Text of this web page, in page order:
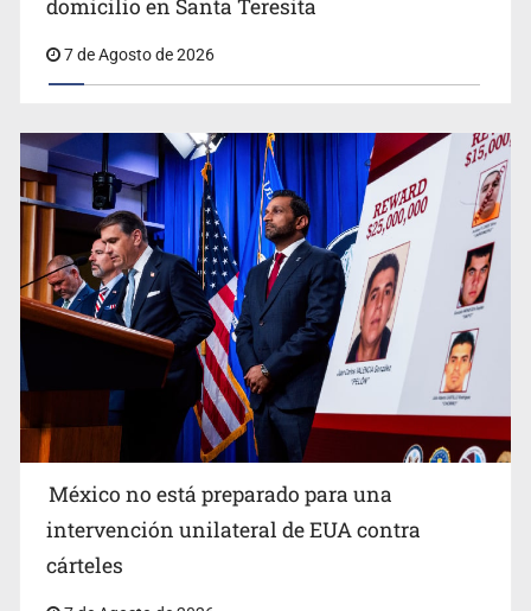
Procesan a el “R1”, presunto líder criminal en Jalisco y
Michoacán
Desapariciones en Jalisco, con complicidad de policías,
domicilio en Santa Teresita
7 de Agosto de 2026
México no está preparado para una
intervención unilateral de EUA contra
cárteles